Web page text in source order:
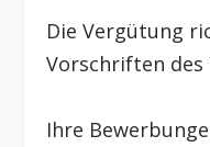
Die Vergütung
Vorschriften des
Ihre